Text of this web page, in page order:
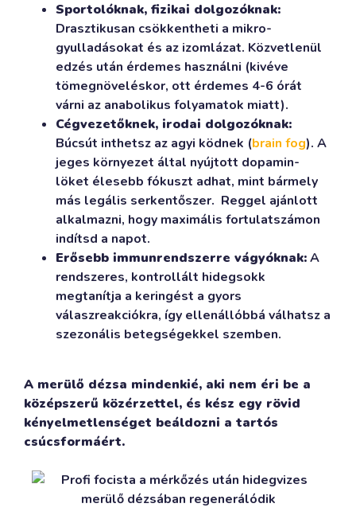
Sportolóknak, fizikai dolgozóknak:
Drasztikusan csökkentheti a mikro-
gyulladásokat és az izomlázat. Közvetlenül
edzés után érdemes használni (kivéve
tömegnöveléskor, ott érdemes 4-6 órát
várni az anabolikus folyamatok miatt).
Cégvezetőknek, irodai dolgozóknak:
Búcsút inthetsz az agyi ködnek (brain fog). A
jeges környezet által nyújtott dopamin-
löket élesebb fókuszt adhat, mint bármely
más legális serkentőszer. Reggel ajánlott
alkalmazni, hogy maximális fortulatszámon
indítsd a napot.
Erősebb immunrendszerre vágyóknak:A
rendszeres, kontrollált hidegsokk
megtanítja a keringést a gyors
válaszreakciókra, így ellenállóbbá válhatsz a
szezonális betegségekkel szemben.
A merülő dézsa mindenkié, aki nem éri be a
középszerű közérzettel, és kész egy rövid
kényelmetlenséget beáldozni a tartós
csúcsformáért.